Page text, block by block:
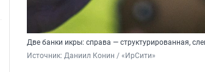
Две банки икры: справа — структурированная,
Источник: Даниил Конин / «ИрСити»